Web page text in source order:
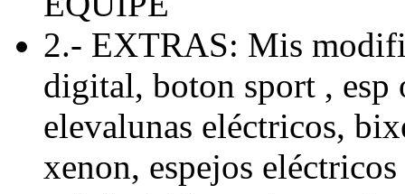
2.- EXTRAS: Mis
digital, boton sport , esp
elevalunas eléctricos,
xenon, espejos